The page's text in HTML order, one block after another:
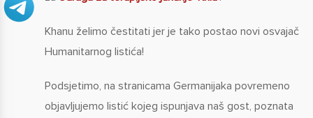
Khanu želimo čestitati jer je tako postao novi osvajač
Humanitarnog listića!
Podsjetimo, na stranicama Germanijaka povremeno
objavljujemo listić kojeg ispunjava naš gost, poznata